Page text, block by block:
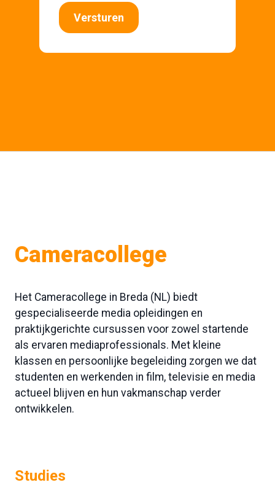
Cameracollege
Het Cameracollege in Breda (NL) biedt
gespecialiseerde media opleidingen en
praktijkgerichte cursussen voor zowel startende
als ervaren mediaprofessionals. Met kleine
klassen en persoonlijke begeleiding zorgen we dat
studenten en werkenden in film, televisie en media
actueel blijven en hun vakmanschap verder
ontwikkelen.
Studies